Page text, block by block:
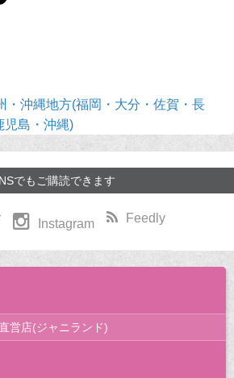
・沖縄地方(福岡・大分・佐賀・長
児島・沖縄)
でもご購読できます
Instagram Feedly
直営店(ジャニランド)